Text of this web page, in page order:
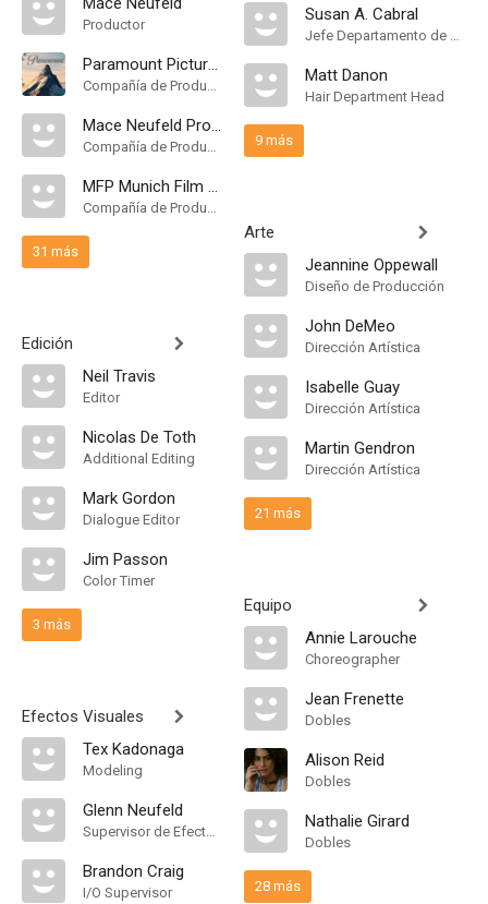
Productor
Paramount Pictures
Compañía de Produccion
Mace Neufeld Productions
Compañía de Produccion
MFP Munich Film Partners GmbH
Compañía de Produccion
31 más
Edición
Neil Travis
Editor
Nicolas De Toth
Additional Editing
Mark Gordon
Dialogue Editor
Jim Passon
Color Timer
3 más
Efectos Visuales
Tex Kadonaga
Modeling
Glenn Neufeld
Supervisor de Efectos Visuales, Visual Effects Technical Director
Brandon Craig
I/O Supervisor
Susan A. Cabral
Jefe Departamento de Maquillaje
Matt Danon
Hair Department Head
9 más
Arte
Jeannine Oppewall
Diseño de Producción
John DeMeo
Dirección Artística
Isabelle Guay
Dirección Artística
Martin Gendron
Dirección Artística
21 más
Equipo
Annie Larouche
Choreographer
Jean Frenette
Dobles
Alison Reid
Dobles
Nathalie Girard
Dobles
28 más